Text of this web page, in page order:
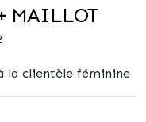
MAILLOT
la clientèle féminine